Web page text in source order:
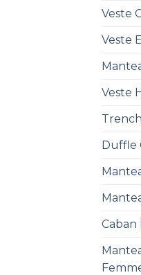
Veste
Veste
Veste
Duffle
Caban